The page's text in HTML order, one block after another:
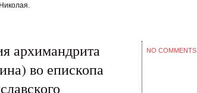
архимандрита
во епископа
NO COMMENTS